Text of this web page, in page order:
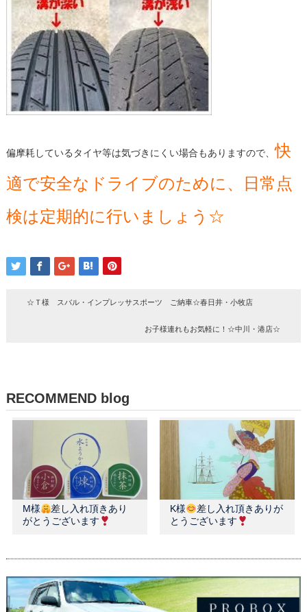
偏摩耗しているタイヤ等は気づきにくい場合もありますので、快
適で安全なドライブのために、日常点
検は定期的に行いましょう☆
☆Ｔ様 スバル・インプレッサスポーツ ご納車☆春日井・小牧店
お子様連れもお気軽に！☆中川・港店☆
RECOMMEND blog
M様
差し入れ頂きあり
がとうございます
K様
差し入れ頂きありが
とうございます